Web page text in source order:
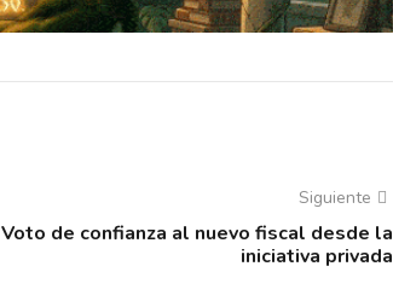
Siguiente
Voto de confianza al nuevo fiscal desde la
iniciativa privada